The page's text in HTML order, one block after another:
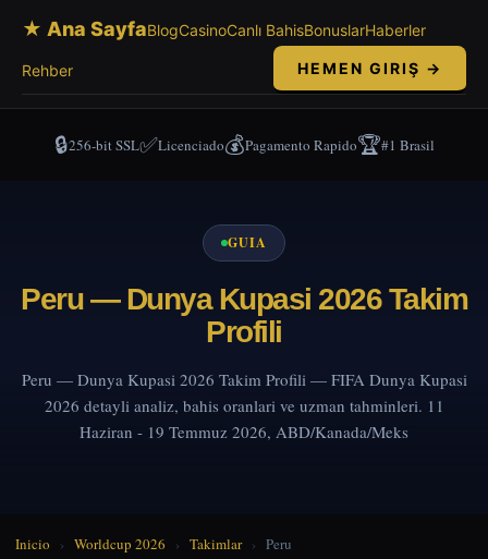
★ Ana SayfaBlogCasinoCanlı BahisBonuslarHaberler
Rehber HEMEN GIRIŞ →
🔒256-bit SSL✅Licenciado💰Pagamento Rapido🏆#1 Brasil
GUIA
Peru — Dunya Kupasi 2026 Takim
Profili
Peru — Dunya Kupasi 2026 Takim Profili — FIFA Dunya Kupasi
2026 detayli analiz, bahis oranlari ve uzman tahminleri. 11
Haziran - 19 Temmuz 2026, ABD/Kanada/Meks
Inicio › Worldcup 2026 › Takimlar › Peru